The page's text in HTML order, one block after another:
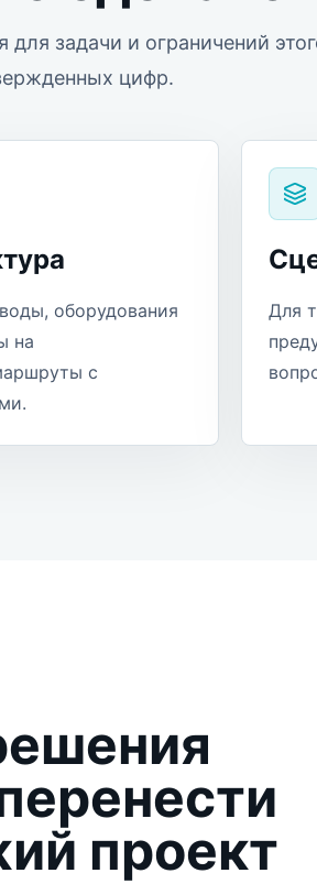
задачи и ограничений
цифр.
оборудования
на
с
Для
проект